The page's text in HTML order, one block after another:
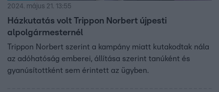
2024. május 21. 13:55
Házkutatás volt Trippon Norbert újpesti
alpolgármesternél
Trippon Norbert szerint a kampány miatt kutakodtak nála
az adóhatóság emberei, állítása szerint tanúként és
gyanúsítottként sem érintett az ügyben.